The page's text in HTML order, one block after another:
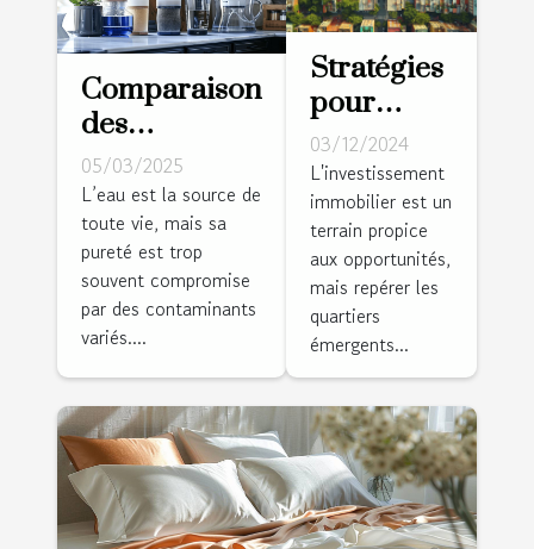
Comparaison
des
méthodes de
purification
de l'eau à la
maison
05/03/2025
L’eau est la source de
toute vie, mais sa
pureté est trop
souvent compromise
par des contaminants
variés....
Stratégies
pour
identifier
et investir
dans des
quartiers
émergents
03/12/2024
L'investissement
immobilier est un
terrain propice
aux opportunités,
mais repérer les
quartiers
émergents...